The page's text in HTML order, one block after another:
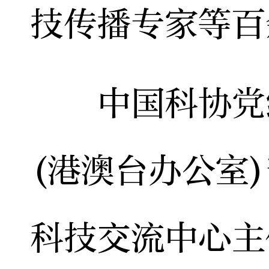
技传播专家等
中国科协党
(港澳台办公
科技交流中心